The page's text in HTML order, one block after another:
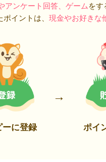
アンケート回答、ゲーム をす
ポイントは、 現金やお好きな
ーに登録 ポイ